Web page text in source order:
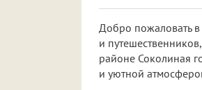
Добро пожаловать в
и
районе Соколиная
и уютной